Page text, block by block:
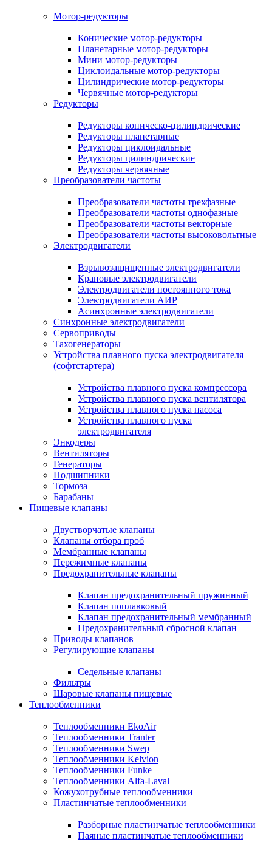
Мотор-редукторы
Конические мотор-редукторы
Планетарные мотор-редукторы
Мини мотор-редукторы
Циклоидальные мотор-редукторы
Цилиндрические мотор-редукторы
Червячные мотор-редукторы
Редукторы
Редукторы коническо-цилиндрические
Редукторы планетарные
Редукторы циклоидальные
Редукторы цилиндрические
Редукторы червячные
Преобразователи частоты
Преобразователи частоты трехфазные
Преобразователи частоты однофазные
Преобразователи частоты векторные
Преобразователи частоты высоковольтные
Электродвигатели
Взрывозащищенные электродвигатели
Крановые электродвигатели
Электродвигатели постоянного тока
Электродвигатели АИР
Асинхронные электродвигатели
Синхронные электродвигатели
Сервоприводы
Тахогенераторы
Устройства плавного пуска электродвигателя
(софтстартера)
Устройства плавного пуска компрессора
Устройства плавного пуска вентилятора
Устройства плавного пуска насоса
Устройства плавного пуска
электродвигателя
Энкодеры
Вентиляторы
Генераторы
Подшипники
Тормоза
Барабаны
Пищевые клапаны
Двустворчатые клапаны
Клапаны отбора проб
Мембранные клапаны
Пережимные клапаны
Предохранительные клапаны
Клапан предохранительный пружинный
Клапан поплавковый
Клапан предохранительный мембранный
Предохранительный сбросной клапан
Приводы клапанов
Регулирующие клапаны
Седельные клапаны
Фильтры
Шаровые клапаны пищевые
Теплообменники
Теплообменники EkoAir
Теплообменники Tranter
Теплообменники Swep
Теплообменники Kelvion
Теплообменники Funke
Теплообменники Alfa-Laval
Кожухотрубные теплообменники
Пластинчатые теплообменники
Разборные пластинчатые теплообменники
Паяные пластинчатые теплообменники